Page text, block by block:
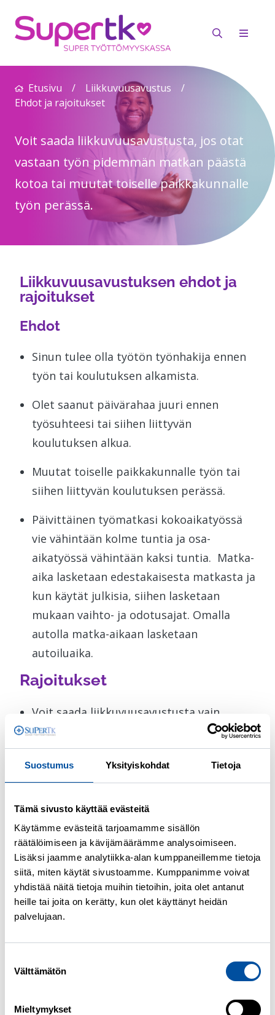
Suostumus Yksityiskohdat Tietoja
Tämä sivusto käyttää evästeitä
Käytämme evästeitä tarjoamamme sisällön
räätälöimiseen ja kävijämäärämme analysoimiseen.
Lisäksi jaamme analytiikka-alan kumppaneillemme tietoja
siitä, miten käytät sivustoamme. Kumppanimme voivat
yhdistää näitä tietoja muihin tietoihin, joita olet antanut
heille tai joita on kerätty, kun olet käyttänyt heidän
palvelujaan.
valinta
Välttämätön
Mieltymykset
Etusivu / Liikkuvuusavustus
/
Ehdot ja rajoitukset
Voit saada liikkuvuusavustusta, jos otat
vastaan työn pidemmän matkan päästä
kotoa tai muutat toiselle paikkakunnalle
työn perässä.
Liikkuvuusavustuksen ehdot ja
rajoitukset
Ehdot
Sinun tulee olla työtön työnhakija ennen
työn tai koulutuksen alkamista.
Olet saanut päivärahaa juuri ennen
työsuhteesi tai siihen liittyvän
koulutuksen alkua.
Muutat toiselle paikkakunnalle työn tai
siihen liittyvän koulutuksen perässä.
Päivittäinen työmatkasi kokoaikatyössä
vie vähintään kolme tuntia ja osa-
aikatyössä vähintään kaksi tuntia. Matka-
aika lasketaan edestakaisesta matkasta ja
kun käytät julkisia, siihen lasketaan
mukaan vaihto- ja odotusajat. Omalla
autolla matka-aikaan lasketaan
autoiluaika.
Rajoitukset
Voit saada liikkuvuusavustusta vain
yhteen työhön tai koulutukseen
kerrallaan.
Et voi hakea avustusta kahteen osa-
Avustuksen kesto päätetään työn tai
koulutuksen alkaessa olevien tietojen
perusteella.
Näissä tapauksissa et saa
liikkuvuusavustusta
Olet poissa työstä oman syyn takia tai
olet palkattomalla vapaalla.